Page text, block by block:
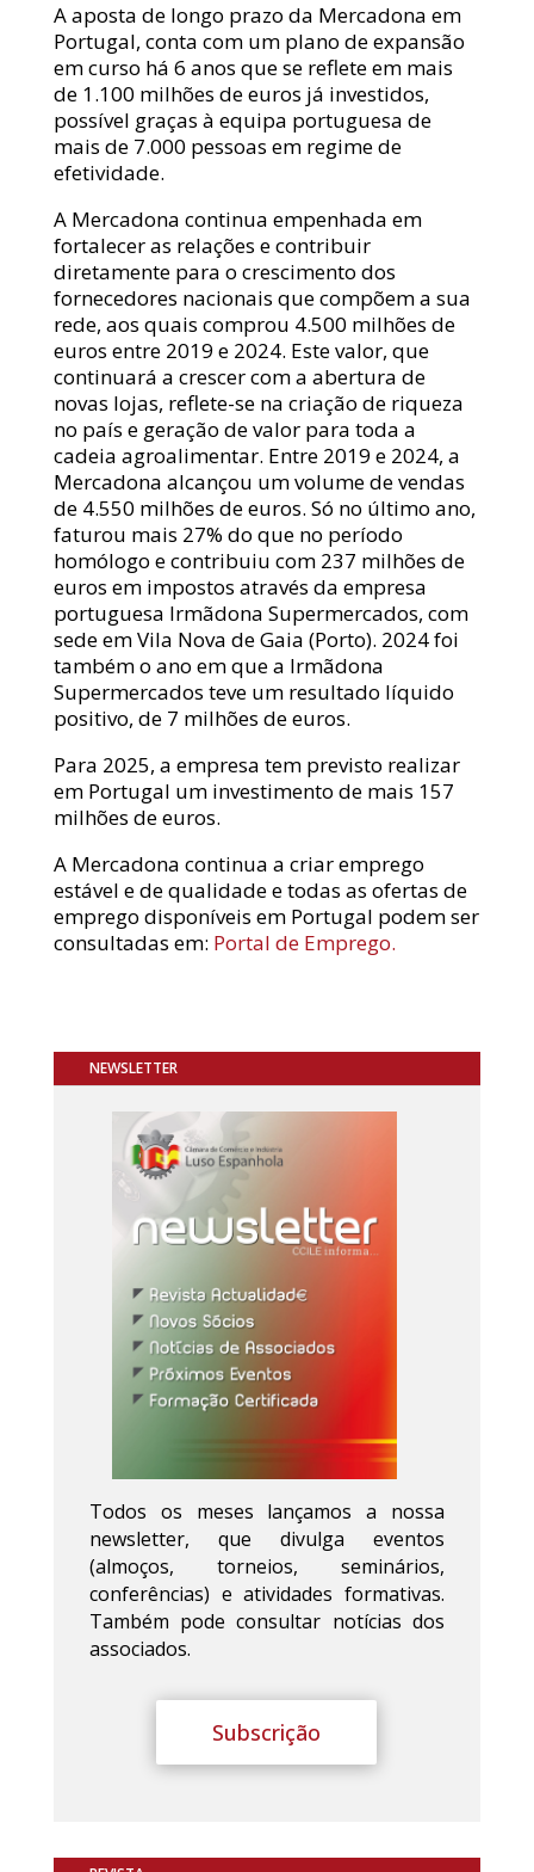
A aposta de longo prazo da Mercadona em
Portugal, conta com um plano de expansão
em curso há 6 anos que se reflete em mais
de 1.100 milhões de euros já investidos,
possível graças à equipa portuguesa de
mais de 7.000 pessoas em regime de
efetividade.
A Mercadona continua empenhada em
fortalecer as relações e contribuir
diretamente para o crescimento dos
fornecedores nacionais que compõem a sua
rede, aos quais comprou 4.500 milhões de
euros entre 2019 e 2024. Este valor, que
continuará a crescer com a abertura de
novas lojas, reflete-se na criação de riqueza
no país e geração de valor para toda a
cadeia agroalimentar. Entre 2019 e 2024, a
Mercadona alcançou um volume de vendas
de 4.550 milhões de euros. Só no último ano,
faturou mais 27% do que no período
homólogo e contribuiu com 237 milhões de
euros em impostos através da empresa
portuguesa Irmãdona Supermercados, com
sede em Vila Nova de Gaia (Porto). 2024 foi
também o ano em que a Irmãdona
Supermercados teve um resultado líquido
positivo, de 7 milhões de euros.
Para 2025, a empresa tem previsto realizar
em Portugal um investimento de mais 157
milhões de euros.
A Mercadona continua a criar emprego
estável e de qualidade e todas as ofertas de
emprego disponíveis em Portugal podem ser
consultadas em: Portal de Emprego.
NEWSLETTER
Todos os meses lançamos a nossa
newsletter, que divulga eventos
(almoços, torneios, seminários,
conferências) e atividades formativas.
Também pode consultar notícias dos
associados.
Subscrição